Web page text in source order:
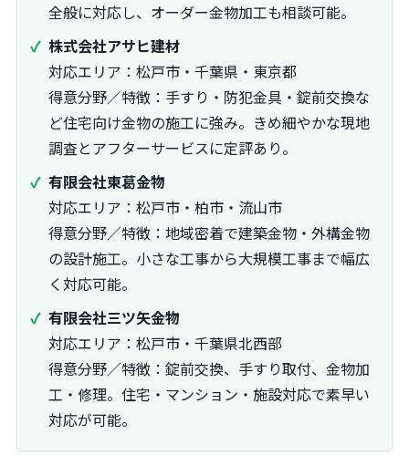
全般に対応し、オーダー金物加工も相談可能。
株式会社アサヒ建材
対応エリア：松戸市・千葉県・東京都
得意分野／特徴：手すり・防犯金具・錠前交換な
ど住宅向け金物の施工に強み。きめ細やかな現地
調査とアフターサービスに定評あり。
有限会社東葛金物
対応エリア：松戸市・柏市・流山市
得意分野／特徴：地域密着で建築金物・外構金物
の設計施工。小さな工事から大規模工事まで幅広
く対応可能。
有限会社三ツ矢金物
対応エリア：松戸市・千葉県北西部
得意分野／特徴：錠前交換、手すり取付、金物加
工・修理。住宅・マンション・施設対応で素早い
対応が可能。